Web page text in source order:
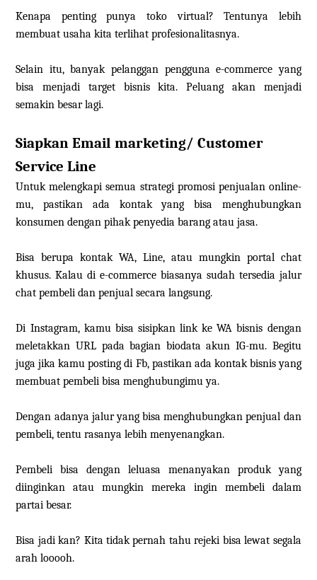
Kenapa penting punya toko virtual? Tentunya lebih
membuat usaha kita terlihat profesionalitasnya.
Selain itu, banyak pelanggan pengguna e-commerce yang
bisa menjadi target bisnis kita. Peluang akan menjadi
semakin besar lagi.
Siapkan Email marketing/ Customer
Service Line
Untuk melengkapi semua strategi promosi penjualan online-
mu, pastikan ada kontak yang bisa menghubungkan
konsumen dengan pihak penyedia barang atau jasa.
Bisa berupa kontak WA, Line, atau mungkin portal chat
khusus. Kalau di e-commerce biasanya sudah tersedia jalur
chat pembeli dan penjual secara langsung.
Di Instagram, kamu bisa sisipkan link ke WA bisnis dengan
meletakkan URL pada bagian biodata akun IG-mu. Begitu
juga jika kamu posting di Fb, pastikan ada kontak bisnis yang
membuat pembeli bisa menghubungimu ya.
Dengan adanya jalur yang bisa menghubungkan penjual dan
pembeli, tentu rasanya lebih menyenangkan.
Pembeli bisa dengan leluasa menanyakan produk yang
diinginkan atau mungkin mereka ingin membeli dalam
partai besar.
Bisa jadi kan? Kita tidak pernah tahu rejeki bisa lewat segala
arah looooh.